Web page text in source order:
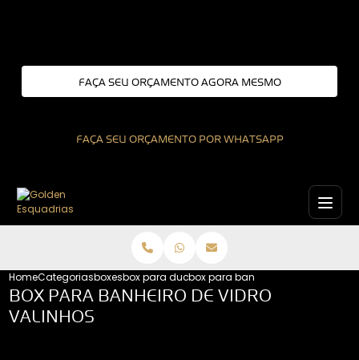
FAÇA SEU ORÇAMENTO AGORA MESMO
FAÇA SEU ORÇAMENTO POR WHATSAPP
HomeCategoriasboxesbox para duchabox para banheiro de vidro
BOX PARA BANHEIRO DE VIDRO
VALINHOS